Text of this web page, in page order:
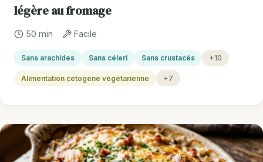
légère au fromage
50 min Facile
Sans arachides Sans céleri Sans crustacés +10
Alimentation cétogène végétarienne +7